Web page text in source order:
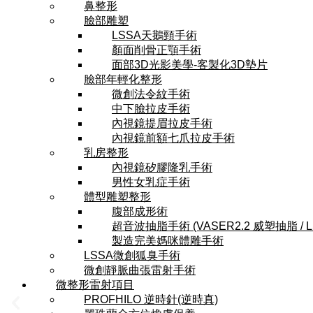
鼻整形
臉部雕塑
LSSA天鵝頸手術
顏面削骨正顎手術
面部3D光影美學-客製化3D墊片
臉部年輕化整形
微創法令紋手術
中下臉拉皮手術
內視鏡提眉拉皮手術
內視鏡前額七爪拉皮手術
乳房整形
內視鏡矽膠隆乳手術
男性女乳症手術
體型雕塑整形
腹部成形術
超音波抽脂手術 (VASER2.2 威塑抽脂 /
製造完美媽咪體雕手術
LSSA微創狐臭手術
微創靜脈曲張雷射手術
微整形雷射項目
PROFHILO 逆時針(逆時真)